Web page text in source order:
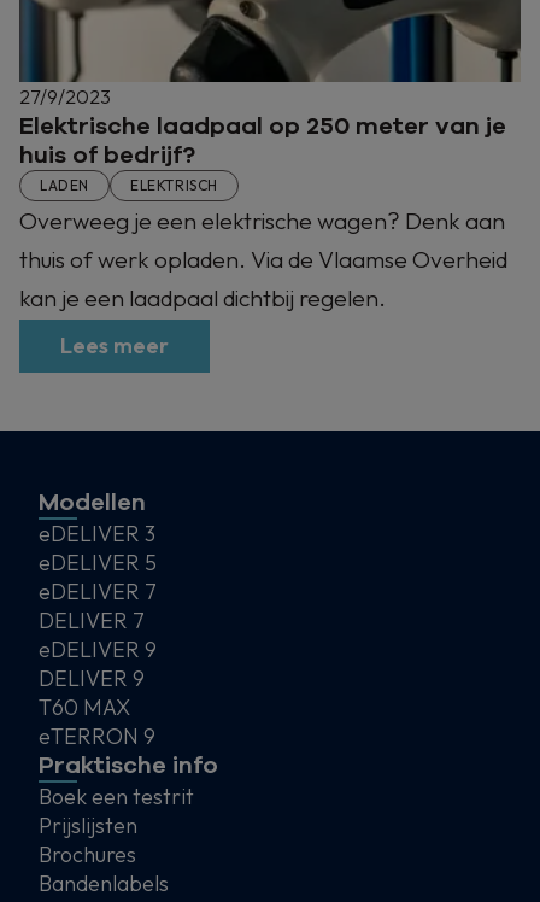
27/9/2023
Elektrische laadpaal op 250 meter van je
huis of bedrijf?
LADEN ELEKTRISCH
Overweeg je een elektrische wagen? Denk aan
thuis of werk opladen. Via de Vlaamse Overheid
kan je een laadpaal dichtbij regelen.
Lees meer
Modellen
eDELIVER 3
eDELIVER 5
eDELIVER 7
DELIVER 7
eDELIVER 9
DELIVER 9
T60 MAX
eTERRON 9
Praktische info
Boek een testrit
Prijslijsten
Brochures
Bandenlabels